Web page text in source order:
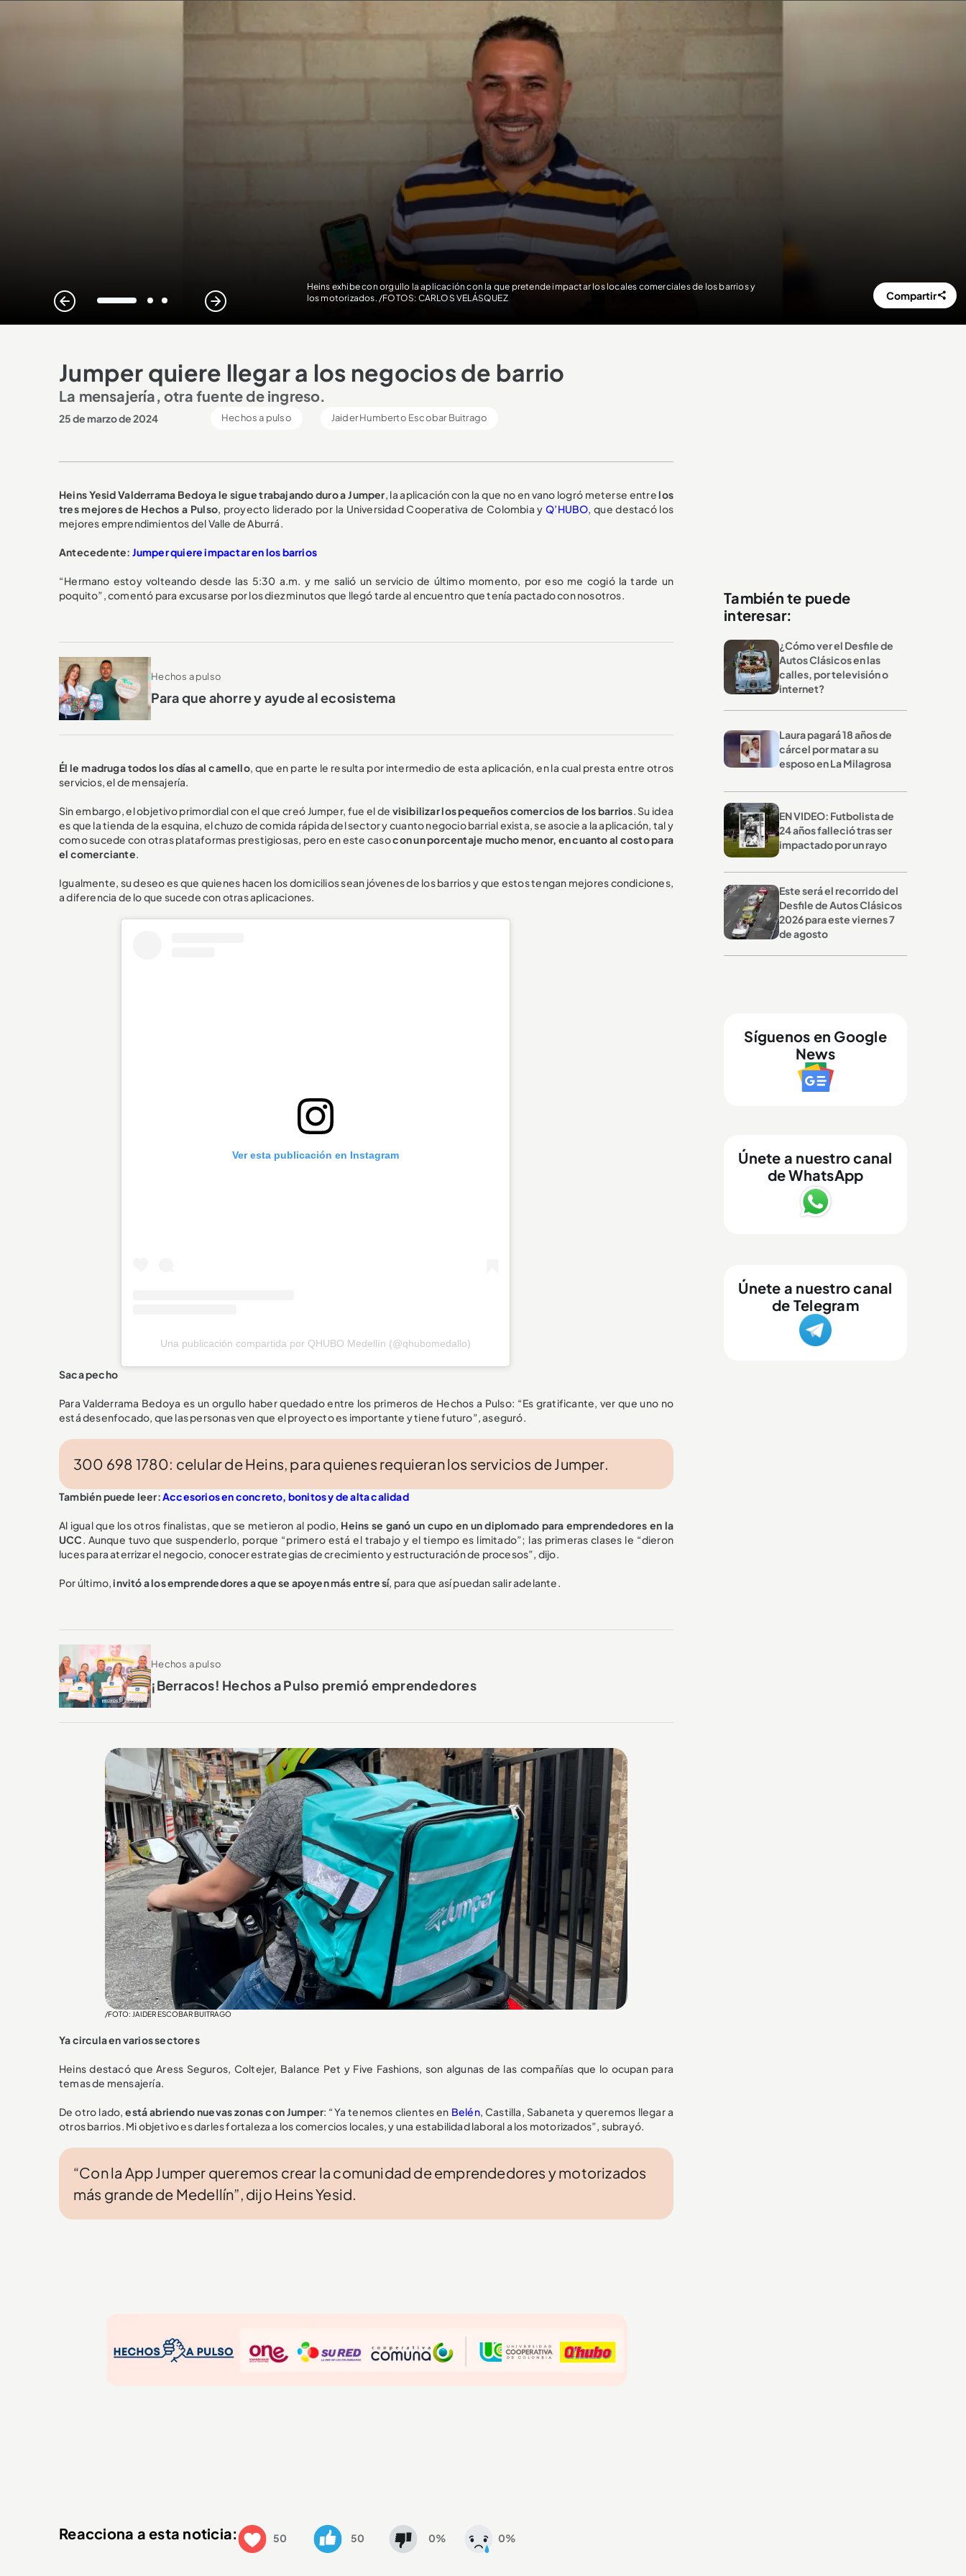
Heins exhibe con orgullo la aplicación con la que pretende impactar los locales comerciales de los barrios y
los motorizados. /FOTOS: CARLOS VELÁSQUEZ
1 2 3
Compartir
Jumper quiere llegar a los negocios de barrio
La mensajería, otra fuente de ingreso.
25 de marzo de 2024 Hechos a pulso Jaider Humberto Escobar Buitrago
Heins Yesid Valderrama Bedoya le sigue trabajando duro a Jumper, la aplicación con la que no en vano logró meterse entrelos
tres mejores de Hechos a Pulso, proyecto liderado por la Universidad Cooperativa de Colombia yQ’HUBO, que destacó los
mejores emprendimientos del Valle de Aburrá.
Antecedente: Jumper quiere impactar en los barrios
“Hermano estoy volteando desde las 5:30 a.m. y me salió un servicio de último momento, por eso me cogió la tarde un
poquito”, comentó para excusarse por los diez minutos que llegó tarde al encuentro que tenía pactado con nosotros.
Hechos a pulso
Para que ahorre y ayude al ecosistema
Él le madruga todos los días al camello, que en parte le resulta por intermedio de esta aplicación, en la cual presta entre otros
servicios, el de mensajería.
Sin embargo, el objetivo primordial con el que creó Jumper, fue el de visibilizar los pequeños comercios de los barrios. Su idea
es que la tienda de la esquina, el chuzo de comida rápida del sector y cuanto negocio barrial exista, se asocie a la aplicación, tal y
como sucede con otras plataformas prestigiosas, pero en este casocon un porcentaje mucho menor, en cuanto al costo para
el comerciante.
Igualmente, su deseo es que quienes hacen los domicilios sean jóvenes de los barrios y que estos tengan mejores condiciones,
a diferencia de lo que sucede con otras aplicaciones.
Ver esta publicación en Instagram
Una publicación compartida por QHUBO Medellín (@qhubomedallo)
Saca pecho
Para Valderrama Bedoya es un orgullo haber quedado entre los primeros de Hechos a Pulso: “Es gratificante, ver que uno no
está desenfocado, que las personas ven que el proyecto es importante y tiene futuro”, aseguró.
300 698 1780: celular de Heins, para quienes requieran los servicios de Jumper.
También puede leer:Accesorios en concreto, bonitos y de alta calidad
Al igual que los otros finalistas, que se metieron al podio, Heins se ganó un cupo en un diplomado para emprendedores en la
UCC. Aunque tuvo que suspenderlo, porque “primero está el trabajo y el tiempo es limitado”; las primeras clases le “dieron
luces para aterrizar el negocio, conocer estrategias de crecimiento y estructuración de procesos”, dijo.
Por último,invitó a los emprendedores a que se apoyen más entre sí, para que así puedan salir adelante.
Hechos a pulso
¡Berracos! Hechos a Pulso premió emprendedores
/FOTO: JAIDER ESCOBAR BUITRAGO
Ya circula en varios sectores
Heins destacó que Aress Seguros, Coltejer, Balance Pet y Five Fashions, son algunas de las compañías que lo ocupan para
temas de mensajería.
De otro lado,está abriendo nuevas zonas con Jumper: “Ya tenemos clientes en Belén, Castilla, Sabaneta y queremos llegar a
otros barrios. Mi objetivo es darles fortaleza a los comercios locales, y una estabilidad laboral a los motorizados”, subrayó.
“Con la App Jumper queremos crear la comunidad de emprendedores y motorizados
más grande de Medellín”, dijo Heins Yesid.
Reacciona a esta noticia: 50 50 0% 0%
También te puede
interesar:
¿Cómo ver el Desfile de
Autos Clásicos en las
calles, por televisión o
internet?
Laura pagará 18 años de
cárcel por matar a su
esposo en La Milagrosa
EN VIDEO: Futbolista de
24 años falleció tras ser
impactado por un rayo
Este será el recorrido del
Desfile de Autos Clásicos
2026 para este viernes 7
de agosto
Síguenos en Google
News
Únete a nuestro canal
de WhatsApp
Únete a nuestro canal
de Telegram